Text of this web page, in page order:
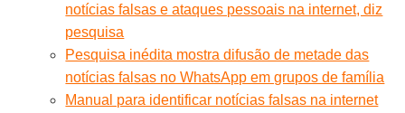
notícias falsas e ataques pessoais na internet, diz
pesquisa
Pesquisa inédita mostra difusão de metade das
notícias falsas no WhatsApp em grupos de família
Manual para identificar notícias falsas na internet